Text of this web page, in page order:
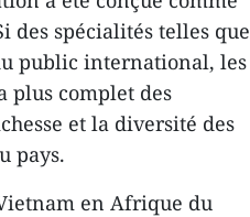
spécialités telles que
public international, les
plus complet des
et la diversité des
pays.
en Afrique du